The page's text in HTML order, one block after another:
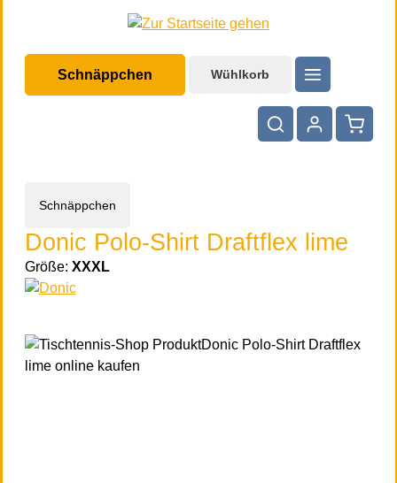
Schnäppchen Wühlkorb
Schnäppchen
Donic Polo-Shirt Draftflex lime
Größe: XXXL
Bildergalerie überspringen